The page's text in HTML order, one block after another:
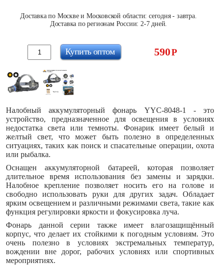
Доставка по Москве и Московской области: сегодня - завтра.
Доставка по регионам России: 2-7 дней.
590Р
Купить оптом
Налобный аккумуляторный фонарь YYC-8048-1 - это
устройство, предназначенное для освещения в условиях
недостатка света или темноты. Фонарик имеет белый и
желтый свет, что может быть полезно в определенных
ситуациях, таких как поиск и спасательные операции, охота
или рыбалка.
Оснащен аккумуляторной батареей, которая позволяет
длительное время использования без замены и зарядки.
Налобное крепление позволяет носить его на голове и
свободно использовать руки для других задач. Обладает
ярким освещением и различными режимами света, такие как
функция регулировки яркости и фокусировка луча.
Фонарь данной серии также имеет влагозащищённый
корпус, что делает их стойкими к погодным условиям. Это
очень полезно в условиях экстремальных температур,
вождении вне дорог, рабочих условиях или спортивных
мероприятиях.